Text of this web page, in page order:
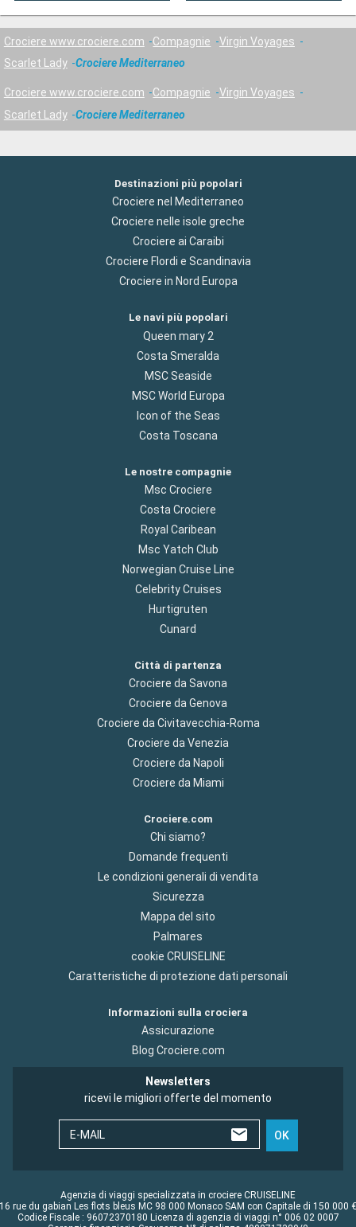
Crociere www.crociere.com Compagnie
Virgin Voyages
Scarlet Lady
Crociere Mediterraneo
Crociere www.crociere.com Compagnie
Virgin Voyages
Scarlet Lady
Crociere Mediterraneo
Destinazioni più popolari
Crociere nel Mediterraneo
Crociere nelle isole greche
Crociere ai Caraibi
Crociere Flordi e Scandinavia
Crociere in Nord Europa
Le navi più popolari
Queen mary 2
Costa Smeralda
MSC Seaside
MSC World Europa
Icon of the Seas
Costa Toscana
Le nostre compagnie
Msc Crociere
Costa Crociere
Royal Caribean
Msc Yatch Club
Norwegian Cruise Line
Celebrity Cruises
Hurtigruten
Cunard
Città di partenza
Crociere da Savona
Crociere da Genova
Crociere da Civitavecchia-Roma
Crociere da Venezia
Crociere da Napoli
Crociere da Miami
Crociere.com
Chi siamo?
Domande frequenti
Le condizioni generali di vendita
Sicurezza
Mappa del sito
Palmares
cookie CRUISELINE
Caratteristiche di protezione dati personali
Informazioni sulla crociera
Assicurazione
Blog Crociere.com
Newsletters
ricevi le migliori offerte del momento
E-MAIL OK
Agenzia di viaggi specializzata in crociere CRUISELINE
16 rue du gabian Les flots bleus MC 98 000 Monaco SAM con Capitale di 150 000 €
Codice Fiscale : 96072370180 Licenza di agenzia di viaggi n° 006 02 0007